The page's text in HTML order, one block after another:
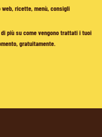
ricette, menù, consigli
più su come vengono trattati i tuoi
gratuitamente.